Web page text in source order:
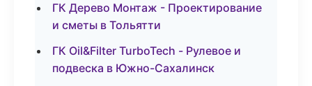
ГК Дерево Монтаж - Проектирование
и сметы в Тольятти
ГК Oil&Filter TurboTech - Рулевое и
подвеска в Южно-Сахалинск